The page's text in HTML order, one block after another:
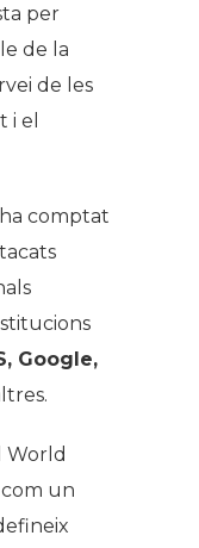
per
de la
de les
i el
comptat
Google,
World
com un